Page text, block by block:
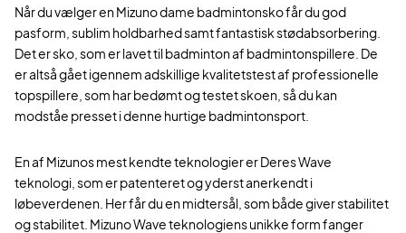
Når du vælger en Mizuno dame badmintonsko får du god
pasform, sublim holdbarhed samt fantastisk stødabsorbering.
Det er sko, som er lavet til badminton af badmintonspillere. De
er altså gået igennem adskillige kvalitetstest af professionelle
topspillere, som har bedømt og testet skoen, så du kan
modståe presset i denne hurtige badmintonsport.
En af Mizunos mest kendte teknologier er Deres Wave
teknologi, som er patenteret og yderst anerkendt i
løbeverdenen. Her får du en midtersål, som både giver stabilitet
og stabilitet. Mizuno Wave teknologiens unikke form fanger